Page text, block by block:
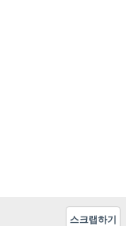
스크랩하기